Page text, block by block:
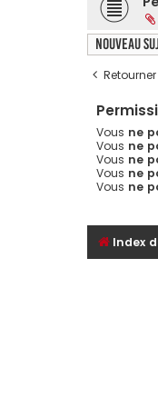
Nouveau
Vous ne
Vous ne
Vous ne
Vous ne
Vous ne
Index